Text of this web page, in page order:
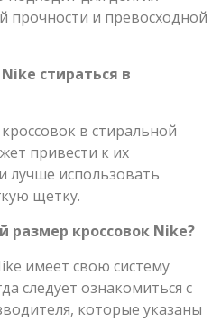
прочности и превосходной
стираться в
в стиральной
привести к их
лучше использовать
щетку.
размер кроссовок Nike?
имеет свою систему
следует ознакомиться с
которые указаны